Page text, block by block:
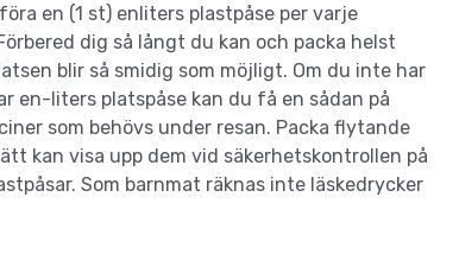
en (1 st) enliters plastpåse per varje
dig så långt du kan och packa helst
blir så smidig som möjligt. Om du inte har
liters platspåse kan du få en sådan på
som behövs under resan. Packa flytande
kan visa upp dem vid säkerhetskontrollen på
Som barnmat räknas inte läskedrycker